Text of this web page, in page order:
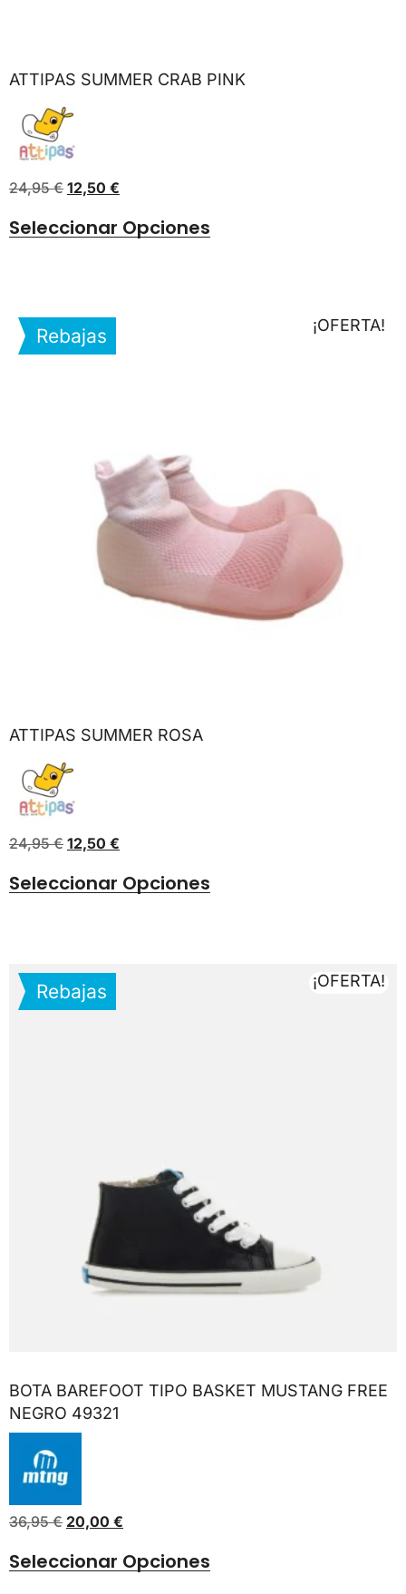
ATTIPAS SUMMER CRAB PINK
24,95€ 12,50 €
Seleccionar Opciones
Rebajas ¡OFERTA!
ATTIPAS SUMMER ROSA
24,95€ 12,50 €
Seleccionar Opciones
Rebajas ¡OFERTA!
BOTA BAREFOOT TIPO BASKET MUSTANG FREE
NEGRO 49321
36,95€ 20,00 €
Seleccionar Opciones